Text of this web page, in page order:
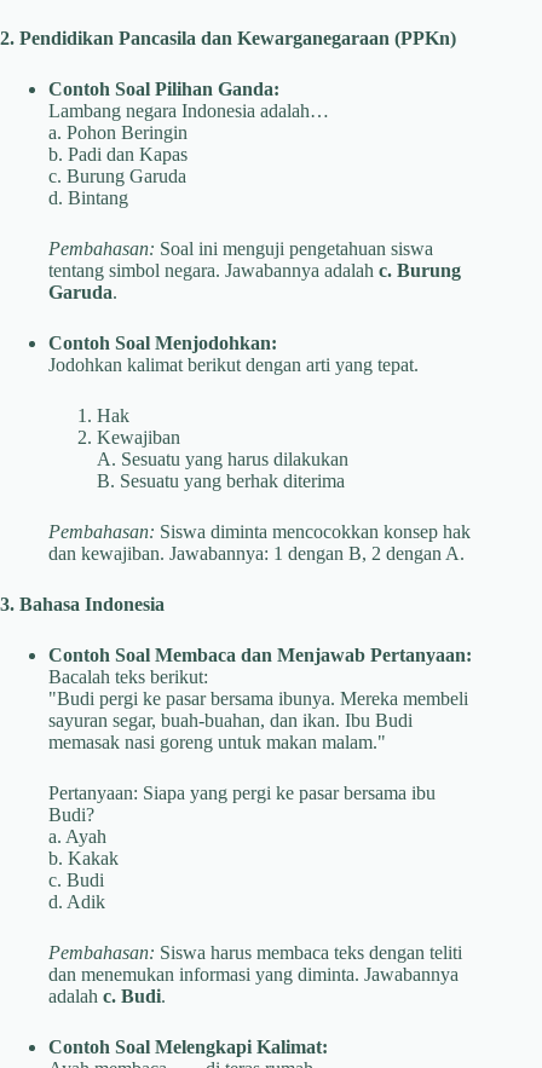
2. Pendidikan Pancasila dan Kewarganegaraan (PPKn)
Contoh Soal Pilihan Ganda:
Lambang negara Indonesia adalah…
a. Pohon Beringin
b. Padi dan Kapas
c. Burung Garuda
d. Bintang
Pembahasan: Soal ini menguji pengetahuan siswa
tentang simbol negara. Jawabannya adalah c. Burung
Garuda.
Contoh Soal Menjodohkan:
Jodohkan kalimat berikut dengan arti yang tepat.
Hak
Kewajiban
A. Sesuatu yang harus dilakukan
B. Sesuatu yang berhak diterima
Pembahasan: Siswa diminta mencocokkan konsep hak
dan kewajiban. Jawabannya: 1 dengan B, 2 dengan A.
3. Bahasa Indonesia
Contoh Soal Membaca dan Menjawab Pertanyaan:
Bacalah teks berikut:
"Budi pergi ke pasar bersama ibunya. Mereka membeli
sayuran segar, buah-buahan, dan ikan. Ibu Budi
memasak nasi goreng untuk makan malam."
Pertanyaan: Siapa yang pergi ke pasar bersama ibu
Budi?
a. Ayah
b. Kakak
c. Budi
d. Adik
Pembahasan: Siswa harus membaca teks dengan teliti
dan menemukan informasi yang diminta. Jawabannya
adalah c. Budi.
Contoh Soal Melengkapi Kalimat: